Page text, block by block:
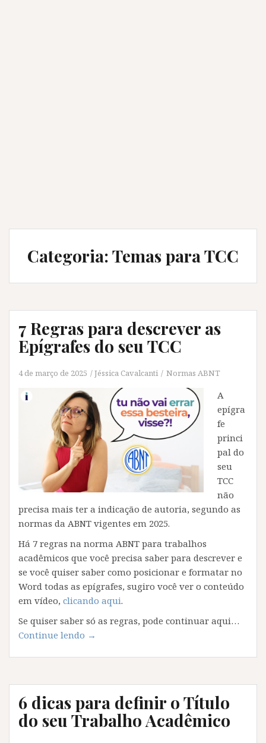
Categoria:Temas para TCC
7 Regras para descrever as
Epígrafes do seu TCC
4 de março de 2025 Jéssica Cavalcanti Normas ABNT
A
epígra
fe
princi
pal do
seu
TCC
não
precisa mais ter a indicação de autoria, segundo as
normas da ABNT vigentes em 2025.
Há 7 regras na norma ABNT para trabalhos
acadêmicos que você precisa saber para descrever e
se você quiser saber como posicionar e formatar no
Word todas as epígrafes, sugiro você ver o conteúdo
em vídeo, clicando aqui.
Se quiser saber só as regras, pode continuar aqui…
Continue lendo “7
Epígrafes
do
→
6 dicas para definir o Título
do seu Trabalho Acadêmico